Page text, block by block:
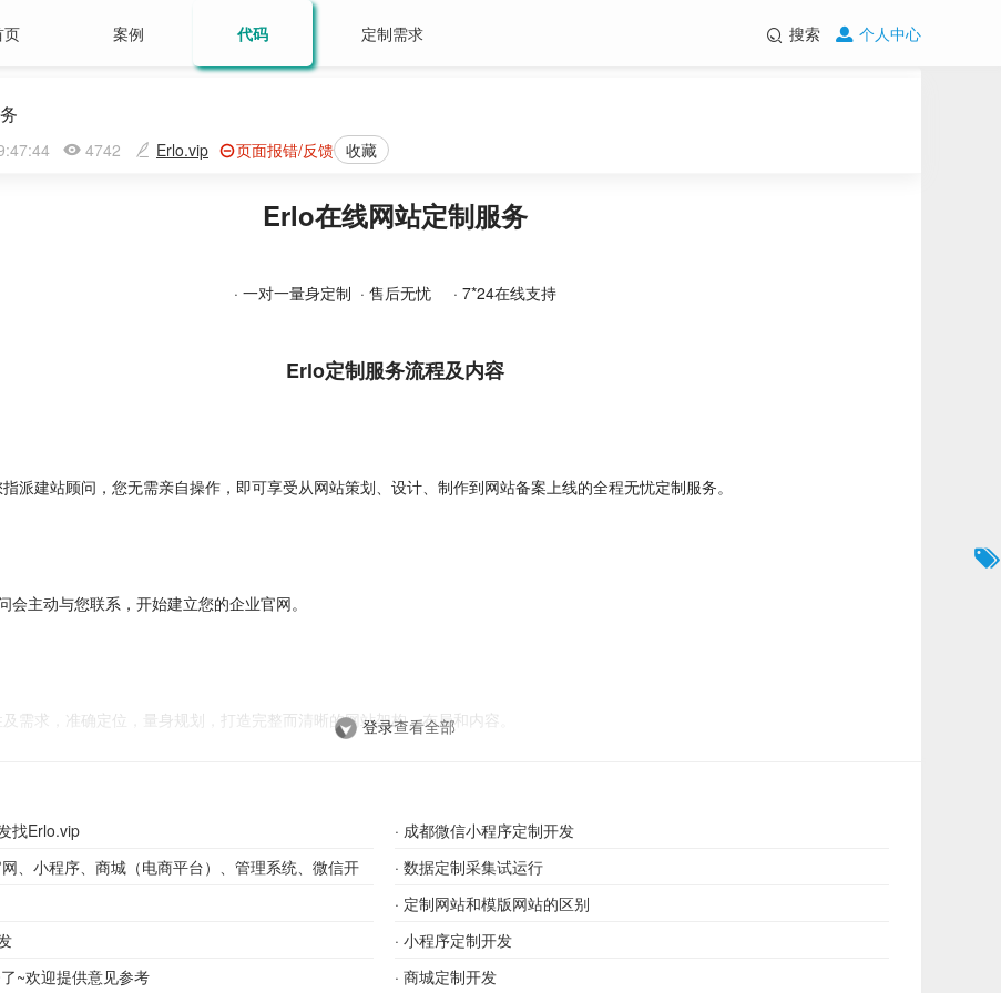
搜索 个人中心
页 案例 代码 定制需求
4742 Erlo.vip 页面报错/反馈 收藏
Erlo在线网站定制服务
· 一对一量身定制 · 售后无忧 · 7*24在线支持
Erlo定制服务流程及内容
派建站顾问，您无需亲自操作，即可享受从网站策划、设计、制作到网站备案上线的全程无忧定制服务。
会主动与您联系，开始建立您的企业官网。
需求，准确定位，量身规划，打造完整而清晰的网站架构、布局和内容。
站视觉效果，与设计师实时交互，最终为您呈现完美网站。
后，网站即可成功上线。还可享受服务期限内产品功能免费升级。
登录查看全部
找Erlo.vip · 成都微信小程序定制开发
、小程序、商城（电商平台）、管理系统、微信开
· 数据定制采集试运行
· 定制网站和模版网站的区别
· 小程序定制开发
~欢迎提供意见参考 · 商城定制开发